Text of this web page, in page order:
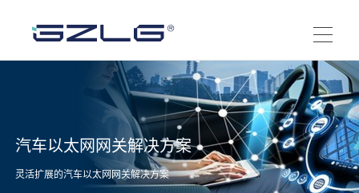
汽车以太网网关解决方案
灵活扩展的汽车以太网网关解决方案